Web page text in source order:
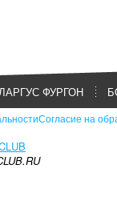
ФУРГОН
Согласие на